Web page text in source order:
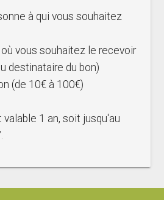
à qui vous souhaitez
où vous souhaitez le recevoir
destinataire du bon)
(de 10€ à 100€)
1 an, soit jusqu'au
.